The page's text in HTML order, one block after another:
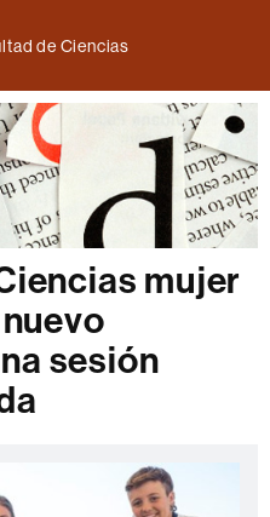
de Ciencias
mujer
sesión